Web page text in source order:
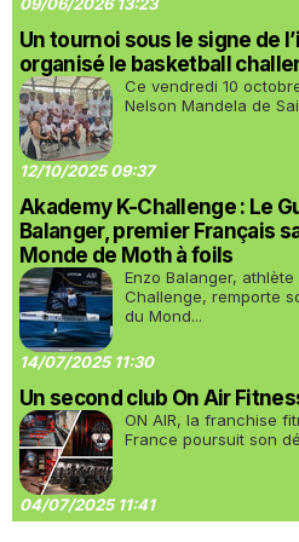
Un tournoi sous le signe de
organisé le basketball
Ce vendredi 10
Nelson Mandela de
12/10/2025 09:37
Akademy K-Challenge : Le
Balanger, premier Français
Monde de Moth à foils
Enzo Balanger, athlète
Challenge, remporte
du Mond...
14/07/2025 11:30
Un second club On Air
ON AIR, la franchise
France poursuit son
04/07/2025 11:41